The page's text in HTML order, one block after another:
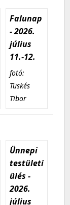
Falunap
- 2026.
július
11.-12.
fotó:
Tüskés
Tibor
Ünnepi
testületi
ülés -
2026.
július